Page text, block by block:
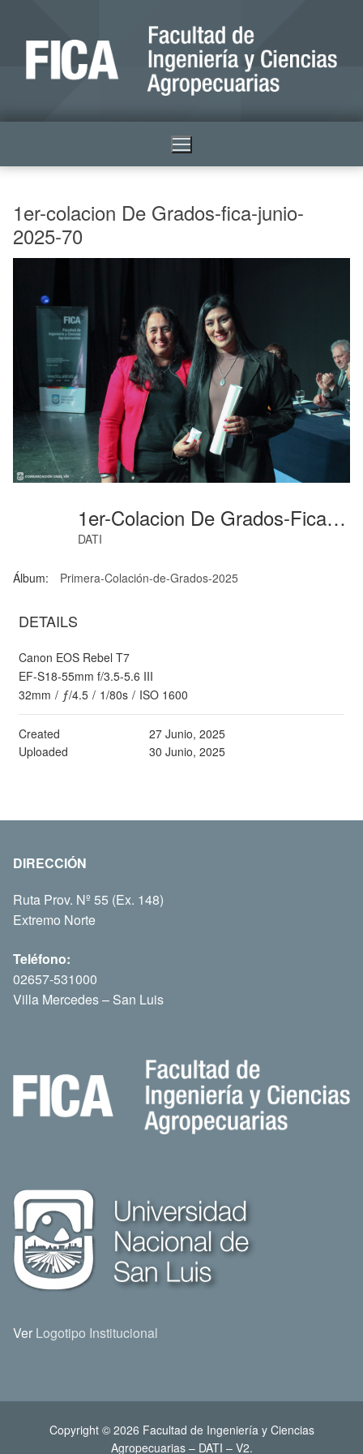
1er-colacion De Grados-fica-junio-
2025-70
1er-Colacion De Grados-Fica-Junio-2025-70
DATI
Álbum: Primera-Colación-de-Grados-2025
DETAILS
Canon EOS Rebel T7
EF-S18-55mm f/3.5-5.6 III
32mm / ƒ/4.5 / 1/80s / ISO 1600
Created
27 Junio, 2025
Uploaded
30 Junio, 2025
DIRECCIÓN
Ruta Prov. Nº 55 (Ex. 148)
Extremo Norte
Teléfono:
02657-531000
Villa Mercedes – San Luis
Ver Logotipo Institucional
Copyright © 2026 Facultad de Ingeniería y Ciencias
Agropecuarias – DATI – V2.